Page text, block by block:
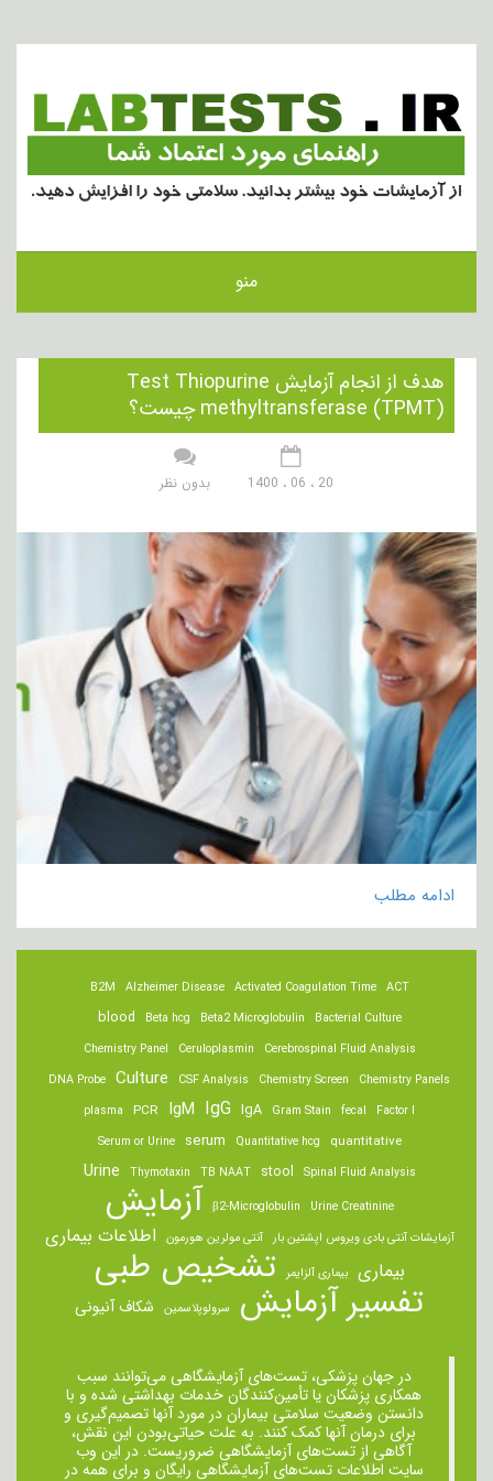
منو
هدف از انجام آزمایش Test Thiopurine
methyltransferase (TPMT) چیست؟
20 ، 06 ، 1400 بدون نظر
ادامه مطلب
ACT
Activated Coagulation Time
Alzheimer Disease
B2M
Bacterial Culture
Beta2 Microglobulin
Beta hcg
blood
Cerebrospinal Fluid Analysis
Ceruloplasmin
Chemistry Panel
Chemistry Panels
Chemistry Screen
CSF Analysis
Culture
DNA Probe
Factor I
fecal
Gram Stain
IgA
IgG
IgM
PCR
plasma
quantitative
Quantitative hcg
serum
Serum or Urine
Spinal Fluid Analysis
stool
TB NAAT
Thymotaxin
Urine
Urine Creatinine
β2-Microglobulin آزمایش
آزمایشات آنتی بادی ویروس اپشتین بار آنتی مولرین هورمون اطلاعات بیماری
بیماری بیماری آلزایمر تشخیص طبی
تفسیر آزمایش سرولوپلاسمین شکاف آنیونی
در جهان پزشکی، تست‌های آزمایشگاهی می‌توانند سبب
همکاری پزشکان یا تأمین‌کنندگان خدمات بهداشتی شده و با
دانستن وضعیت سلامتی بیماران در مورد آنها تصمیم‌گیری و
برای درمان ‌آنها کمک کنند. به علت حیاتی‌بودن این نقش،
آگاهی از تست‌های آزمایشگاهی ضروریست. در این وب
سایت اطلاعات تست‌های آزمایشگاهی رایگان و برای همه در